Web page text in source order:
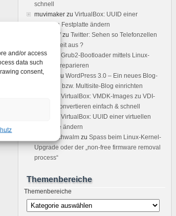
and/or access
data such
consent,
schnell
muvimaker zu VirtualBox: UUID einer
virtuellen Festplatte ändern
Kerstin W zu Twitter: Sehen so Telefonzellen
der Neuzeit aus ?
micha
Grub2-Bootloader mittels Linux-
Boot-CD reparieren
Hosting
zu WordPress 3.0 – Ein neues Blog-
Netzwerk bzw. Multisite-Blog einrichten
VirtualBox: VMDK-Images zu VDI-
Images convertieren einfach & schnell
VirtualBox: UUID einer virtuellen
Festplatte ändern
Stefan Schwalm zu Spass beim Linux-Kernel-
Upgrade oder der „non-free firmware removal
process“
Themenbereiche
Themenbereiche